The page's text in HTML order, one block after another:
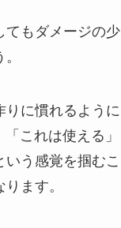
てもダメージの
りに慣れるよう
「これは使える
いう感覚を掴む
ます。